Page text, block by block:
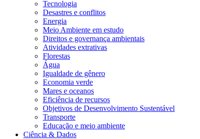
Tecnologia
Desastres e conflitos
Energia
Meio Ambiente em estudo
Direitos e governança ambientais
Atividades extrativas
Florestas
Água
Igualdade de gênero
Economia verde
Mares e oceanos
Eficiência de recursos
Objetivos de Desenvolvimento Sustentável
Transporte
Educação e meio ambiente
Ciência & Dados